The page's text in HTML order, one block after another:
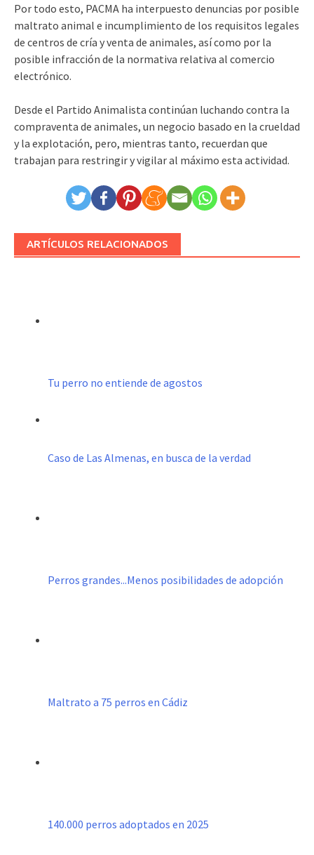
Por todo esto, PACMA ha interpuesto denuncias por posible
maltrato animal e incumplimiento de los requisitos legales
de centros de cría y venta de animales, así como por la
posible infracción de la normativa relativa al comercio
electrónico.
Desde el Partido Animalista continúan luchando contra la
compraventa de animales, un negocio basado en la crueldad
y la explotación, pero, mientras tanto, recuerdan que
trabajan para restringir y vigilar al máximo esta actividad.
ARTÍCULOS RELACIONADOS
Tu perro no entiende de agostos
Caso de Las Almenas, en busca de la verdad
Perros grandes...Menos posibilidades de adopción
Maltrato a 75 perros en Cádiz
140.000 perros adoptados en 2025